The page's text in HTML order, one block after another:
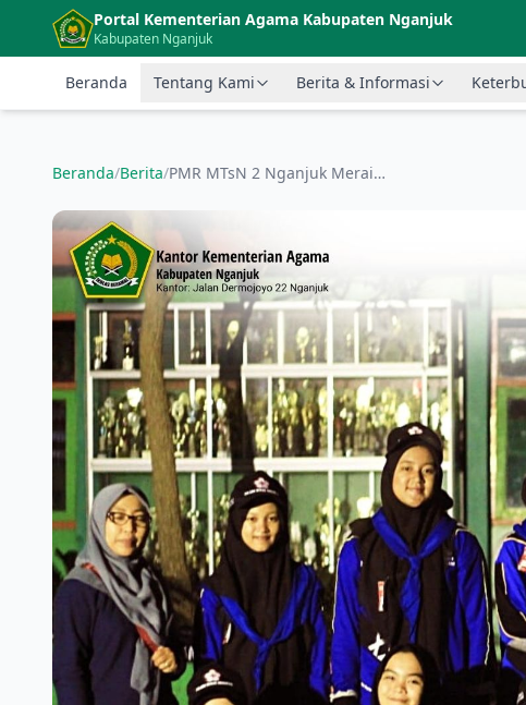
Langsung ke konten utama
Portal Kementerian Agama Kabupaten Nganjuk
Kabupaten Nganjuk
Beranda Tentang Kami Berita & Informasi
Beranda/Berita/ PMR MTsN 2 Nganjuk Meraih Prestasi Gemilang di Jumbara Kabupaten Nganjuk